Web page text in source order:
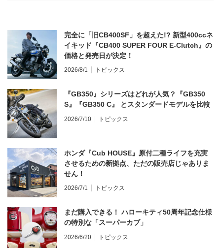
完全に「旧CB400SF」を超えた!? 新型400ccネ
イキッド『CB400 SUPER FOUR E-Clutch』の
価格と発売日が決定！
2026/8/1 トピックス
『GB350』シリーズはどれが人気？『GB350
S』『GB350 C』 とスタンダードモデルを比較
2026/7/10 トピックス
ホンダ『Cub HOUSE』原付二種ライフを充実
させるための新拠点、ただの販売店じゃありま
せん！
2026/7/1 トピックス
まだ購入できる！ ハローキティ50周年記念仕様
の特別な「スーパーカブ」
2026/6/20 トピックス